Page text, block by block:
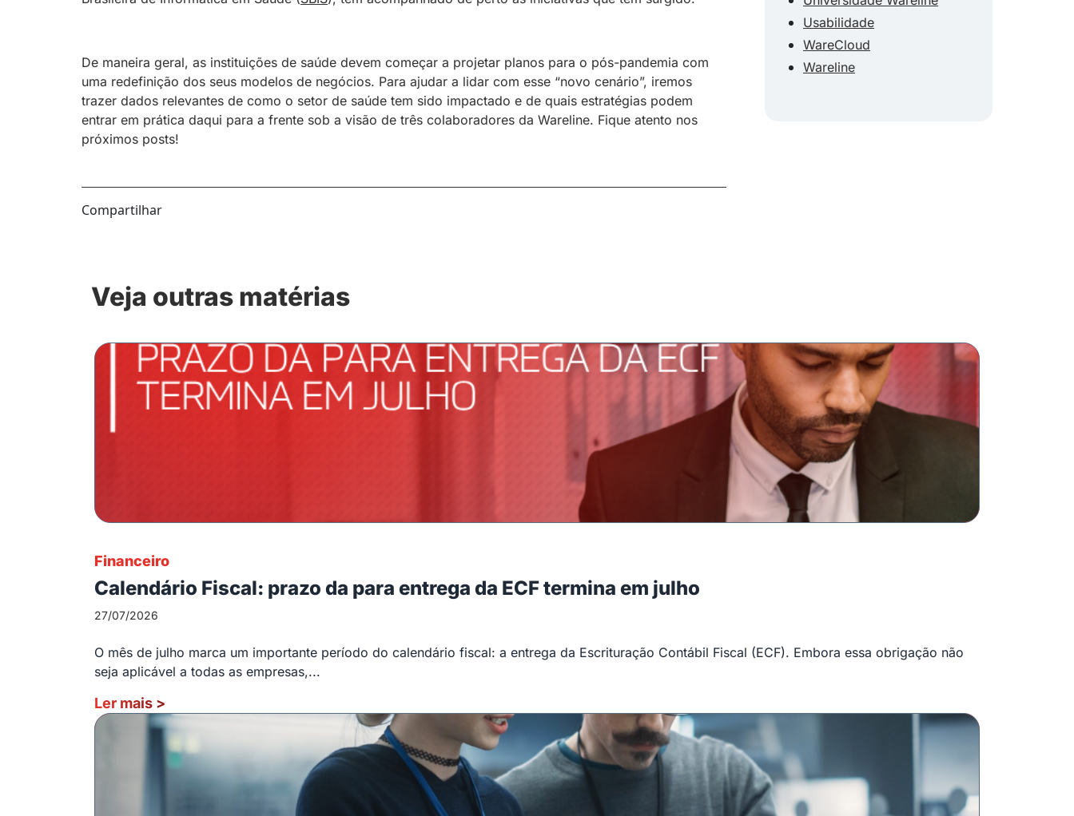
De maneira geral, as instituições de saúde devem começar a projetar planos para o pós-pandemia com
uma redefinição dos seus modelos de negócios. Para ajudar a lidar com esse “novo cenário”, iremos
trazer dados relevantes de como o setor de saúde tem sido impactado e de quais estratégias podem
entrar em prática daqui para a frente sob a visão de três colaboradores da Wareline. Fique atento nos
próximos posts!
Compartilhar
Usabilidade
WareCloud
Wareline
Veja outras matérias
Financeiro
Calendário Fiscal: prazo da para entrega da ECF termina em julho
27/07/2026
O mês de julho marca um importante período do calendário fiscal: a entrega da Escrituração Contábil Fiscal (ECF). Embora essa obrigação não
seja aplicável a todas as empresas,...
Ler mais >